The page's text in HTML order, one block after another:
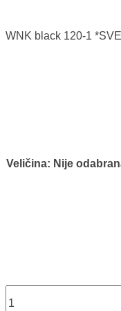
WNK black 120-1
Veličina: Nije
black